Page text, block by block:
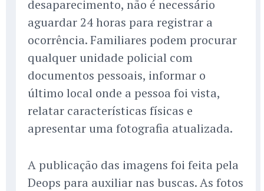
desaparecimento, não é necessário
aguardar 24 horas para registrar a
ocorrência. Familiares podem procurar
qualquer unidade policial com
documentos pessoais, informar o
último local onde a pessoa foi vista,
relatar características físicas e
apresentar uma fotografia atualizada.
A publicação das imagens foi feita pela
Deops para auxiliar nas buscas. As fotos